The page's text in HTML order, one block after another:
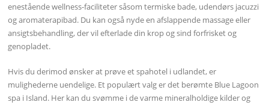
enestående wellness-faciliteter såsom termiske bade, udendørs jacuzzi
og aromaterapibad. Du kan også nyde en afslappende massage eller
ansigtsbehandling, der vil efterlade din krop og sind forfrisket og
genopladet.
Hvis du derimod ønsker at prøve et spahotel i udlandet, er
mulighederne uendelige. Et populært valg er det berømte Blue Lagoon
spa i Island. Her kan du svømme i de varme mineralholdige kilder og